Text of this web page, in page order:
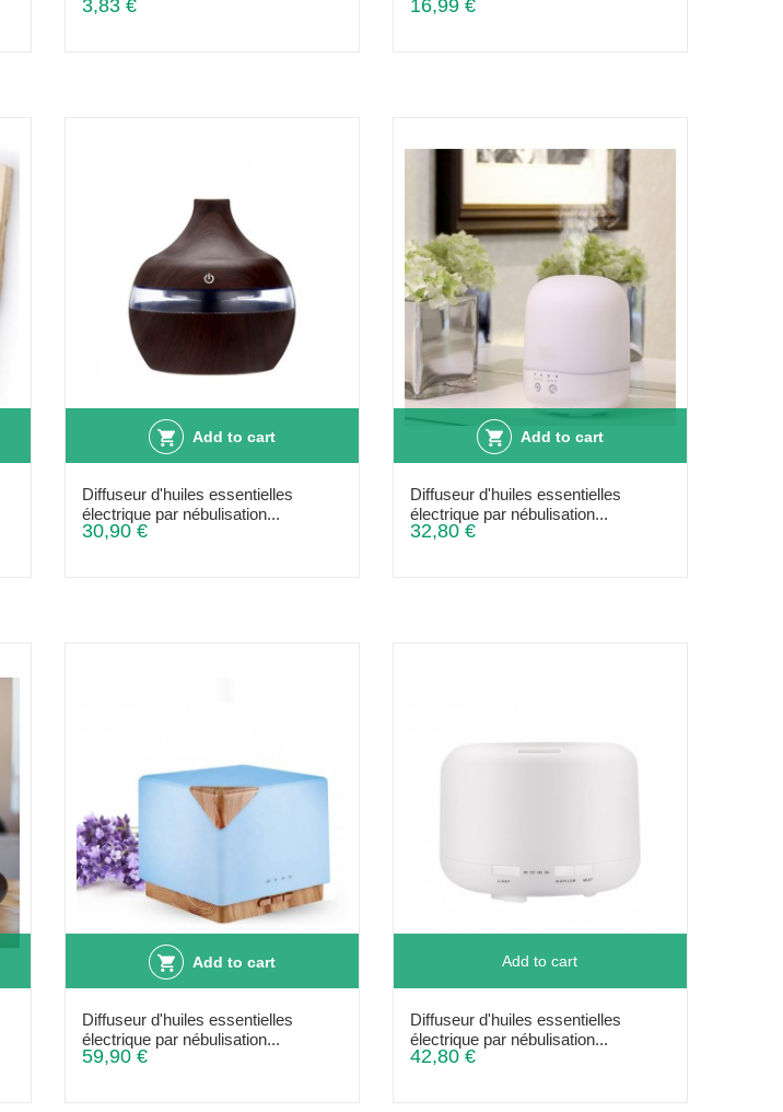
3,83 € 16,99 €
Add to cart
Diffuseur d'huiles essentielles
électrique par nébulisation...
30,90 €
Add to cart
Diffuseur d'huiles essentielles
électrique par nébulisation...
32,80 €
Add to cart
Diffuseur d'huiles essentielles
électrique par nébulisation...
59,90 €
Add to cart
Diffuseur d'huiles essentielles
électrique par nébulisation...
42,80 €